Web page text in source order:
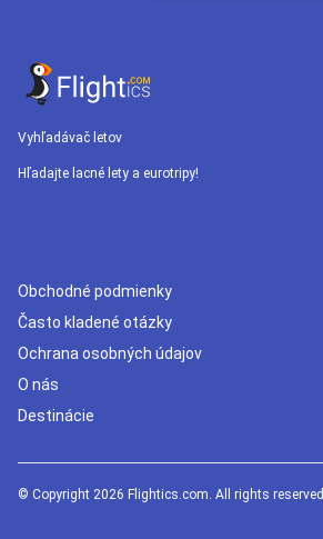
Vyhľadávač letov
Hľadajte lacné lety a eurotripy!
Obchodné podmienky
Často kladené otázky
Ochrana osobných údajov
O nás
Destinácie
© Copyright 2026 Flightics.com. All rights reserved.